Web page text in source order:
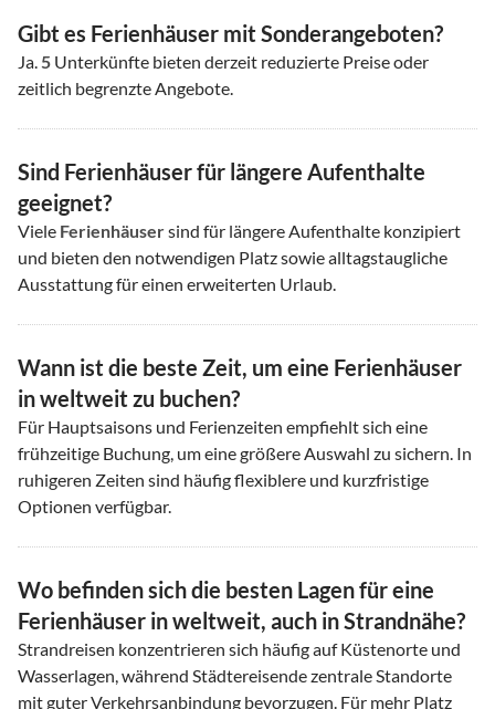
Gibt es Ferienhäuser mit Sonderangeboten?
Ja.5 Unterkünfte bieten derzeit reduzierte Preise oder
zeitlich begrenzte Angebote.
Sind Ferienhäuser für längere Aufenthalte
geeignet?
Viele Ferienhäusersind für längere Aufenthalte konzipiert
und bieten den notwendigen Platz sowie alltagstaugliche
Ausstattung für einen erweiterten Urlaub.
Wann ist die beste Zeit, um eine Ferienhäuser
in weltweit zu buchen?
Für Hauptsaisons und Ferienzeiten empfiehlt sich eine
frühzeitige Buchung, um eine größere Auswahl zu sichern. In
ruhigeren Zeiten sind häufig flexiblere und kurzfristige
Optionen verfügbar.
Wo befinden sich die besten Lagen für eine
Ferienhäuser in weltweit, auch in Strandnähe?
Strandreisen konzentrieren sich häufig auf Küstenorte und
Wasserlagen, während Städtereisende zentrale Standorte
mit guter Verkehrsanbindung bevorzugen. Für mehr Platz